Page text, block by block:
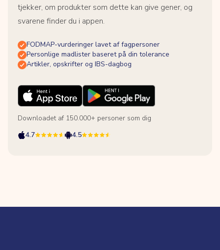
tjekker, om produkter som dette kan give gener, og
svarene finder du i appen.
FODMAP-vurderinger lavet af fagpersoner
Personlige madlister baseret på din tolerance
Artikler, opskrifter og IBS-dagbog
Downloadet af 150.000+ personer som dig
4.7
4.5